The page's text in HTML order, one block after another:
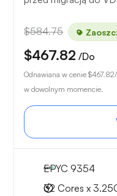
$584.75
$467.82 /Do
Odnawiana w cenie $467.82
w dowolnym momencie.
EPYC 9354
32 Cores x